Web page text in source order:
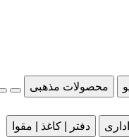
محصولات مذهبی
دفتر | کاغذ | مقوا